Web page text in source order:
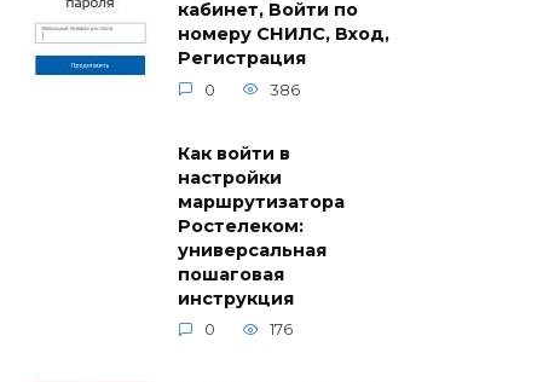
кабинет, Войти по
номеру СНИЛС, Вход,
Регистрация
0 386
Как войти в
настройки
маршрутизатора
Ростелеком:
универсальная
пошаговая
инструкция
0 176